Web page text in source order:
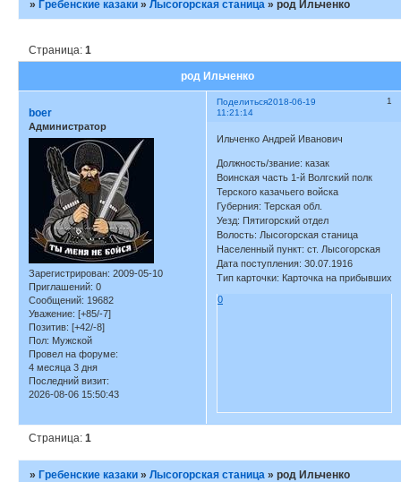
»Гребенские казаки »Лысогорская станица »род Ильченко
род Ильченко
Страница:1
Поделиться 1
2018-06-19
11:21:14
boer
Администратор
Зарегистрирован: 2009-05-10
Приглашений: 0
Сообщений: 19682
Уважение: [+85/-7]
Позитив: [+42/-8]
Пол: Мужской
Провел на форуме:
4 месяца 3 дня
Последний визит:
2026-08-06 15:50:43
Ильченко Андрей Иванович
Должность/звание: казак
Воинская часть 1-й Волгский полк
Терского казачьего войска
Губерния: Терская обл.
Уезд: Пятигорский отдел
Волость: Лысогорская станица
Населенный пункт: ст. Лысогорская
Дата поступления: 30.07.1916
Тип карточки: Карточка на прибывших
0
Страница:1
» Гребенские казаки »Лысогорская станица »род Ильченко